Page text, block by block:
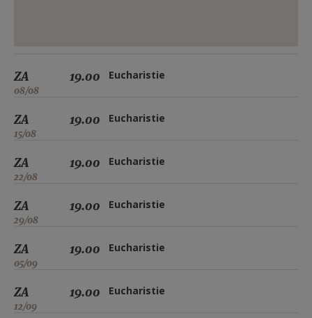
ZA
08/08
19.00 Eucharistie
ZA
15/08
19.00 Eucharistie
ZA
22/08
19.00 Eucharistie
ZA
29/08
19.00 Eucharistie
ZA
05/09
19.00 Eucharistie
ZA
12/09
19.00 Eucharistie